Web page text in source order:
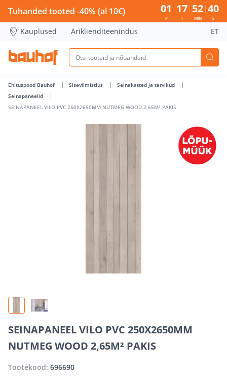
SEINAPANEEL VILO PVC 250X2650MM NUTMEG WOOD
Tuhanded tooted -40% (al 10€) 01
P
17
T
52
MIN
40
S
Kauplused Äriklienditeenindus ET
Ehituspood Bauhof Siseviimistlus
Seinakatted ja tarvikud
Seinapaneelid
SEINAPANEEL VILO PVC 250X2650MM NUTMEG WOOD 2,65M² PAKIS
SEINAPANEEL VILO PVC 250X2650MM
NUTMEG WOOD 2,65M² PAKIS
Tootekood: 696690